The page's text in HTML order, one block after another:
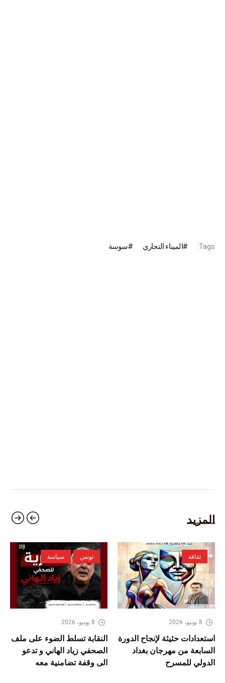
Tags: الميناء التجاري سوسة
المزيد
ثقافة
8 يونيو، 2026
استعدادات حثيثة لإنجاح الدورة
السابعة من مهرجان بغداد
الدولي للمسرح
تونس سياسة
8 يونيو، 2026
النقابة تسلط الضوء على ملف
الصحفي زياد الهاني و تدعو
الى وقفة تضامنية معه